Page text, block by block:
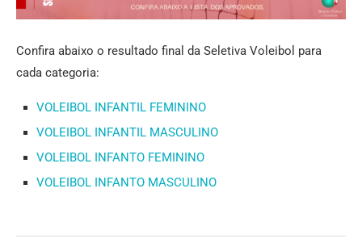
Confira abaixo o resultado final da Seletiva Voleibol para
cada categoria:
VOLEIBOL INFANTIL FEMININO
VOLEIBOL INFANTIL MASCULINO
VOLEIBOL INFANTO FEMININO
VOLEIBOL INFANTO MASCULINO